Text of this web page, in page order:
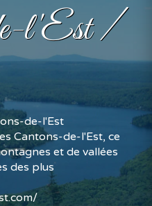
l'Est /
de-l'Est
Cantons-de-l'Est, ce
et de vallées
des plus